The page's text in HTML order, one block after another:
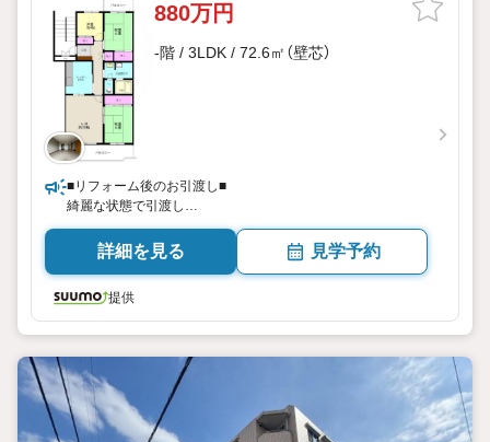
880万円
-階 / 3LDK / 72.6㎡（壁芯）
■リフォーム後のお引渡し■
綺麗な状態で引渡し
内容はお問合せください
詳細を見る 見学予約
提供